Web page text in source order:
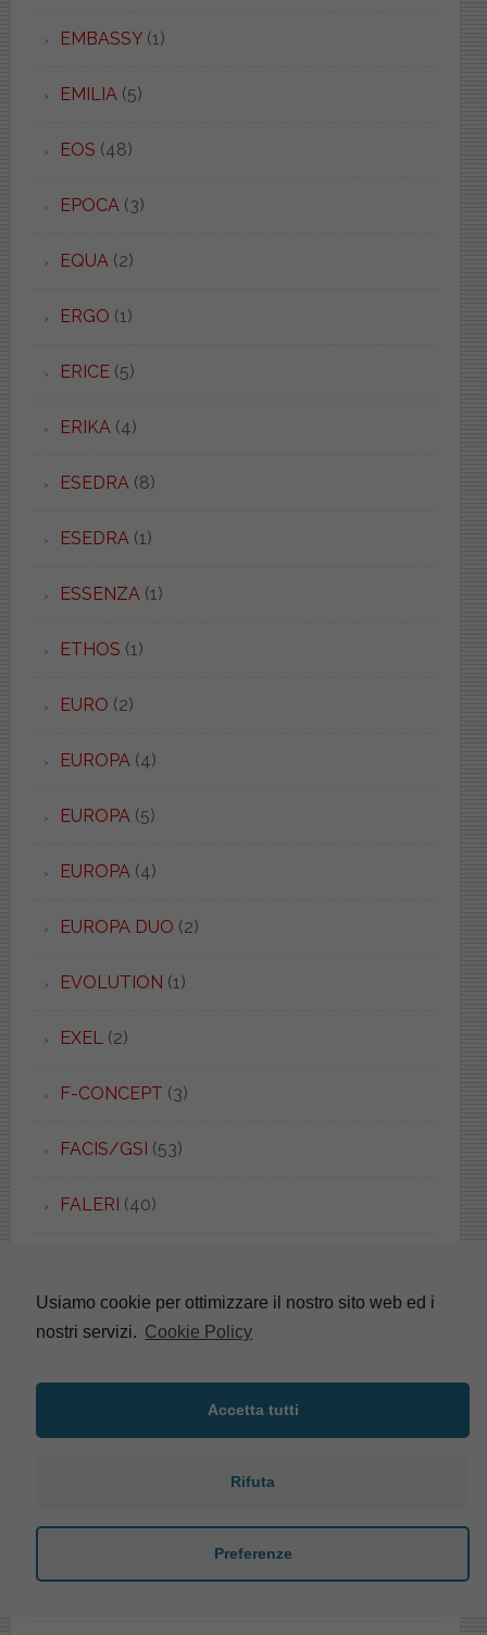
EMBASSY(1)
EMILIA (5)
EOS (48)
EPOCA (3)
EQUA (2)
ERGO (1)
ERICE(5)
ERIKA (4)
ESEDRA (8)
ESEDRA (1)
ESSENZA (1)
ETHOS (1)
EURO (2)
EUROPA (4)
EUROPA (5)
EUROPA (4)
EUROPA DUO (2)
EVOLUTION (1)
EXEL (2)
F-CONCEPT (3)
FACIS/GSI (53)
FALERI (40)
FANTASIA 2(4)
Usiamo cookie per ottimizzare il nostro sito web ed i
nostri servizi. Cookie Policy
Accetta tutti
Rifuta
Preferenze